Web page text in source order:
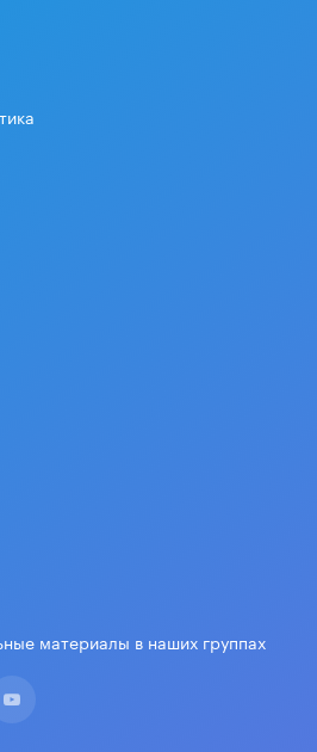
материалы в наших группах